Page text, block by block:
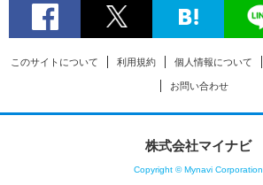
このサイトについて 利用規約 個人情報について
お問い合わせ
株式会社マイナビ
Copyright © Mynavi Corporation